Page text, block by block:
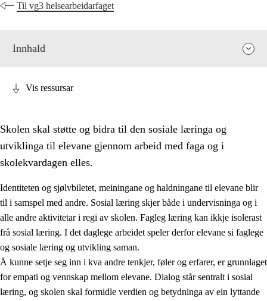
Til vg3 helsearbeidarfaget
Innhald
2. Prinsipp for læring, utvikling og danning
2.1 Sosial læring og utvikling
2.2 Kompetanse i faga
Vis ressursar
Skolen skal støtte og bidra til den sosiale læringa og
utviklinga til elevane gjennom arbeid med faga og i
skolekvardagen elles.
Identiteten og sjølvbiletet, meiningane og haldningane til elevane blir
til i samspel med andre. Sosial læring skjer både i undervisninga og i
alle andre aktivitetar i regi av skolen. Fagleg læring kan ikkje isolerast
frå sosial læring. I det daglege arbeidet speler derfor elevane si faglege
og sosiale læring og utvikling saman.
Å kunne setje seg inn i kva andre tenkjer, føler og erfarer, er grunnlaget
for empati og vennskap mellom elevane. Dialog står sentralt i sosial
læring, og skolen skal formidle verdien og betydninga av ein lyttande